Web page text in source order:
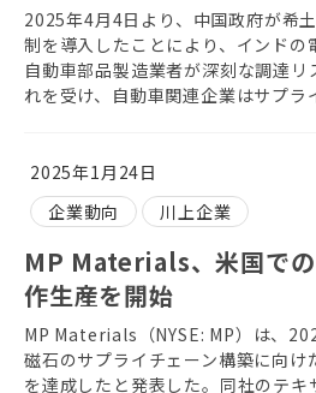
2025年4月4日より、中国政府が希
制を導入したことにより、インドの
自動車部品製造業者が深刻な調達
れを受け、自動車関連企業はサプ
2025年1月24日
企業動向
川上企業
MP Materials、米国で
作生産を開始
MP Materials（NYSE: MP）は、
磁石のサプライチェーン構築に向け
を達成したと発表した。同社のテキ